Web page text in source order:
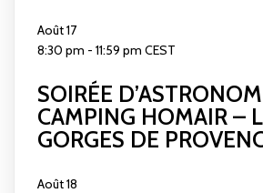
Août17
8:30 pm - 11:59 pm CEST
SOIRÉE
CAMPING HOMAIR –
GORGES DE
Août18